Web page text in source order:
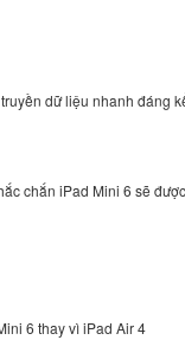
dữ liệu nhanh đáng
chắn iPad Mini 6 sẽ
6 thay vì iPad Air 4